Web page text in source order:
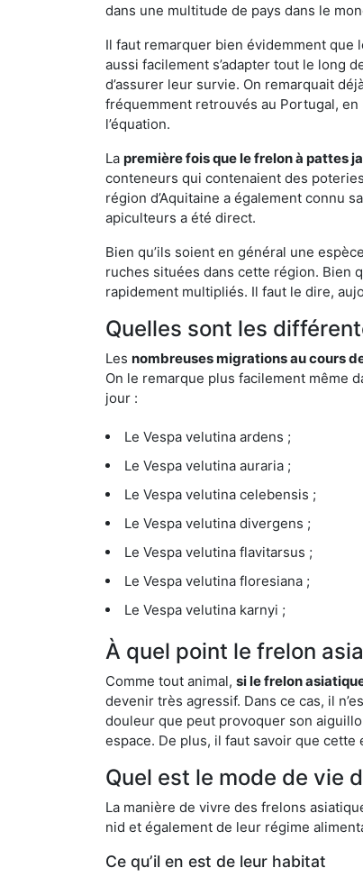
dans une multitude de pays dans le
Il faut remarquer bien évidemment que
aussi facilement s’adapter tout le long
d’assurer leur survie. On remarquait
fréquemment retrouvés au Portugal, en
l’équation.
La première fois que le frelon à pattes
conteneurs qui contenaient des
région d’Aquitaine a également connu
apiculteurs a été direct.
Bien qu’ils soient en général une
ruches situées dans cette région. Bien
rapidement multipliés. Il faut le dire,
Quelles sont les
Les nombreuses migrations au cours
On le remarque plus facilement même
jour :
Le Vespa velutina ardens ;
Le Vespa velutina auraria ;
Le Vespa velutina celebensis ;
Le Vespa velutina divergens ;
Le Vespa velutina flavitarsus ;
Le Vespa velutina floresiana ;
Le Vespa velutina karnyi ;
À quel point le frelon
Comme tout animal, si le frelon
devenir très agressif. Dans ce cas, il
douleur que peut provoquer son
espace. De plus, il faut savoir que
Quel est le mode de vie
La manière de vivre des frelons
nid et également de leur régime
Ce qu’il en est de leur habitat